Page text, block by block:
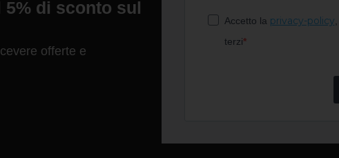
di sconto sul
offerte e
Accetto la privacy-policy
terzi